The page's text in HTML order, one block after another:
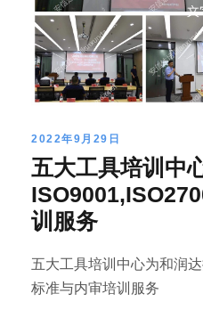
2022年9月29日
五大工具培训中
训服务
五大工具培训中心为和润
标准与内审培训服务